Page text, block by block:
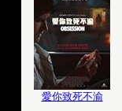
愛你致死不渝